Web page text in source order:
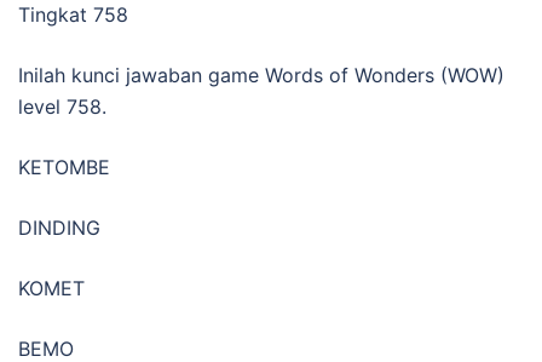
Tingkat 758
Inilah kunci jawaban game Words of Wonders (WOW)
level 758.
KETOMBE
DINDING
KOMET
BEMO